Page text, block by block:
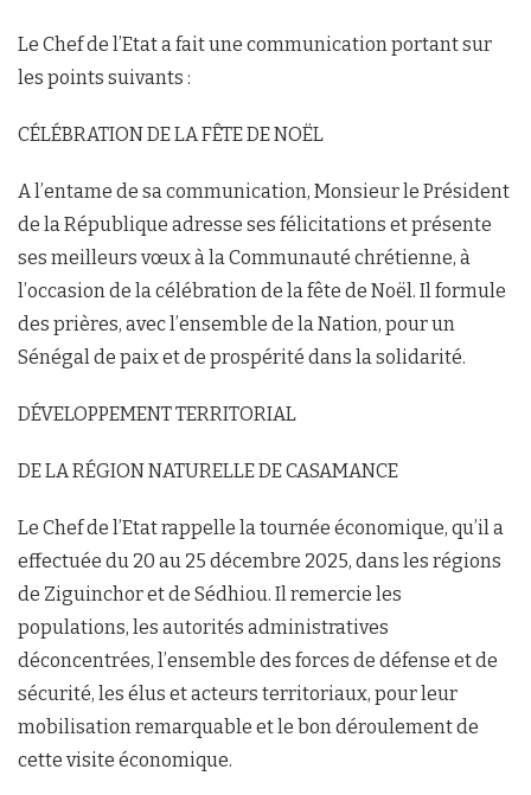
Le Chef de l’Etat a fait une communication portant sur
les points suivants :
CÉLÉBRATION DE LA FÊTE DE NOËL
A l’entame de sa communication, Monsieur le Président
de la République adresse ses félicitations et présente
ses meilleurs vœux à la Communauté chrétienne, à
l’occasion de la célébration de la fête de Noël. Il formule
des prières, avec l’ensemble de la Nation, pour un
Sénégal de paix et de prospérité dans la solidarité.
DÉVELOPPEMENT TERRITORIAL
DE LA RÉGION NATURELLE DE CASAMANCE
Le Chef de l’Etat rappelle la tournée économique, qu’il a
effectuée du 20 au 25 décembre 2025, dans les régions
de Ziguinchor et de Sédhiou. Il remercie les
populations, les autorités administratives
déconcentrées, l’ensemble des forces de défense et de
sécurité, les élus et acteurs territoriaux, pour leur
mobilisation remarquable et le bon déroulement de
cette visite économique.